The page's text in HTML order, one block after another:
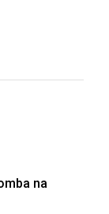
na